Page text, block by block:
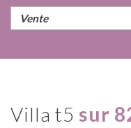
Vente
villa t5 sur